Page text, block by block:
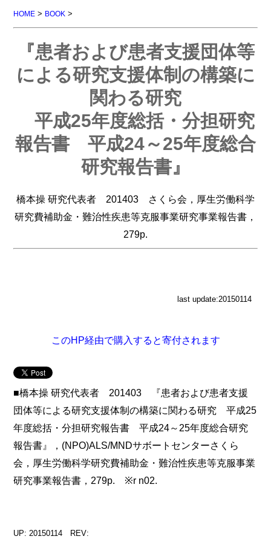
HOME > BOOK >
『患者および患者支援団体等
による研究支援体制の構築に
関わる研究
平成25年度総括・分担研究
報告書 平成24～25年度総合
研究報告書』
橋本操 研究代表者 201403 さくら会，厚生労働科学
研究費補助金・難治性疾患等克服事業研究事業報告書，
279p.
last update:20150114
このHP経由で購入すると寄付されます
■橋本操 研究代表者 201403 『患者および患者支援
団体等による研究支援体制の構築に関わる研究 平成25
年度総括・分担研究報告書 平成24～25年度総合研究
報告書』，(NPO)ALS/MNDサボートセンターさくら
会，厚生労働科学研究費補助金・難治性疾患等克服事業
研究事業報告書，279p. ※r n02.
UP: 20150114 REV: